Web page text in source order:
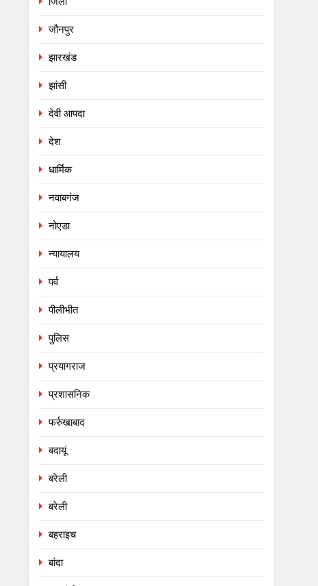
जौनपुर
झारखंड
झांसी
देवी आपदा
देश
धार्मिक
नवाबगंज
नोएडा
न्यायालय
पर्व
पीलीभीत
पुलिस
प्रयागराज
प्रशासनिक
फर्रुखाबाद
बदायूं
बरेली
बरेली
बहराइच
बांदा